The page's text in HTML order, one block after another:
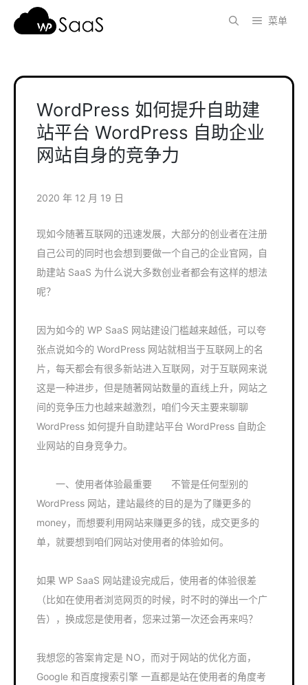
菜单
WordPress 如何提升自助建
站平台 WordPress 自助企业
网站自身的竞争力
2020 年 12 月 19 日
现如今随著互联网的迅速发展，大部分的创业者在注册
自己公司的同时也会想到要做一个自己的企业官网，自
助建站 SaaS 为什么说大多数创业者都会有这样的想法
呢？
因为如今的 WP SaaS 网站建设门槛越来越低，可以夸
张点说如今的 WordPress 网站就相当于互联网上的名
片，每天都会有很多新站进入互联网，对于互联网来说
这是一种进步，但是随著网站数量的直线上升，网站之
间的竞争压力也越来越激烈，咱们今天主要来聊聊
WordPress 如何提升自助建站平台 WordPress 自助企
业网站的自身竞争力。
一、使用者体验最重要 不管是任何型别的
WordPress 网站，建站最终的目的是为了赚更多的
money，而想要利用网站来赚更多的钱，成交更多的
单，就要想到咱们网站对使用者的体验如何。
如果 WP SaaS 网站建设完成后，使用者的体验很差
（比如在使用者浏览网页的时候，时不时的弹出一个广
告），换成您是使用者，您来过第一次还会再来吗？
我想您的答案肯定是 NO，而对于网站的优化方面，
Google 和百度搜索引擎 一直都是站在使用者的角度考